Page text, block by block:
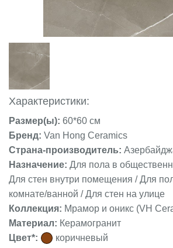
Характеристики:
Размер(ы): 60*60 см
Бренд: Van Hong Ceramics
Страна-производитель:
Назначение: Для пола в
Для стен внутри помещения / Для
комнате/ванной / Для стен на улице
Коллекция: Мрамор и оникс (VH
Материал: Керамогранит
Цвет*:
коричневый